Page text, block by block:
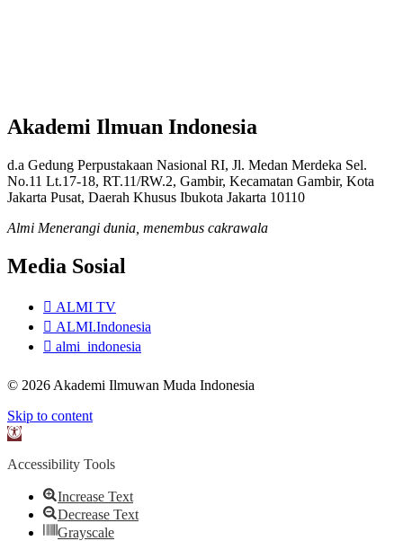
Akademi Ilmuan Indonesia
d.a Gedung Perpustakaan Nasional RI, Jl. Medan Merdeka Sel.
No.11 Lt.17-18, RT.11/RW.2, Gambir, Kecamatan Gambir, Kota
Jakarta Pusat, Daerah Khusus Ibukota Jakarta 10110
Almi Menerangi dunia, menembus cakrawala
Media Sosial
ALMI TV
ALMI.Indonesia
almi_indonesia
© 2026 Akademi Ilmuwan Muda Indonesia
Skip to content
Open
Accessibility Tools
Increase Text
Decrease Text
Grayscale